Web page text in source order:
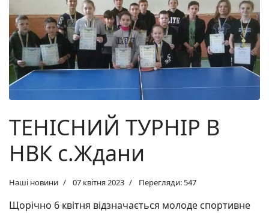
ТЕНІСНИЙ ТУРНІР В
НВК с.Ждани
Наші новини 07 квітня 2023 Перегляди: 547
Щорічно 6 квітня відзначається молоде спортивне